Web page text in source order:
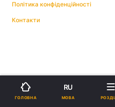
Політика конфіденційності
Контакти
ГОЛОВНА
RU
МОВА